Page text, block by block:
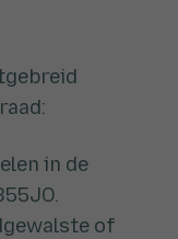
in de
of